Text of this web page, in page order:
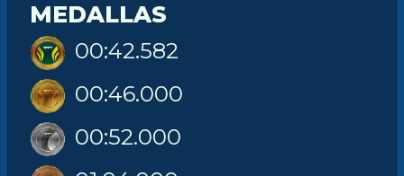
MEDALLAS
00:42.582
00:46.000
00:52.000